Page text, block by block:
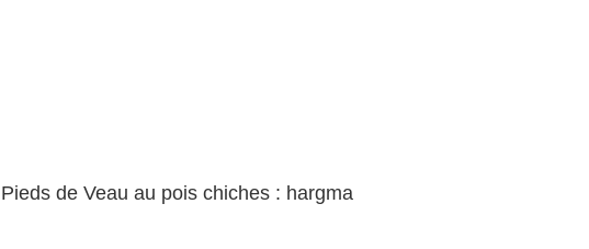
Pieds de Veau au pois chiches : hargma